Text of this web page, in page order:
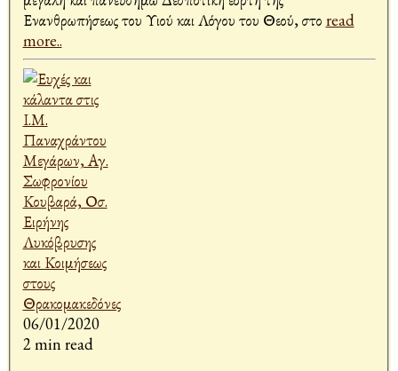
Ενανθρωπήσεως του Υιού και Λόγου του Θεού, στο read
more..
06/01/2020
2 min read